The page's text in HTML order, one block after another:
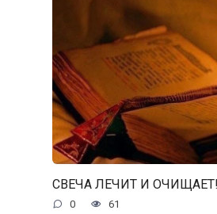
СВЕЧА ЛЕЧИТ И ОЧИЩАЕТ!
0 61